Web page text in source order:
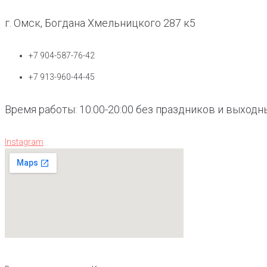
г. Омск, Богдана Хмельницкого 287 к5
+7 904-587-76-42
+7 913-960-44-45
Время работы: 10:00-20:00 без праздников и
Instagram